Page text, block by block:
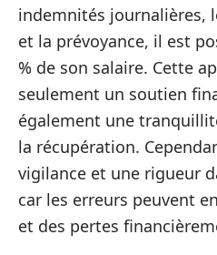
indemnités journalières,
et la prévoyance, il est
% de son salaire. Cette
seulement un soutien
également une
la récupération.
vigilance et une rigueur
car les erreurs peuvent
et des pertes